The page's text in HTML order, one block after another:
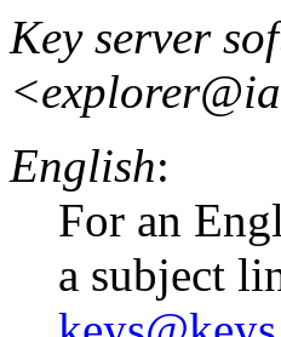
Key server
English:
For an
a subject